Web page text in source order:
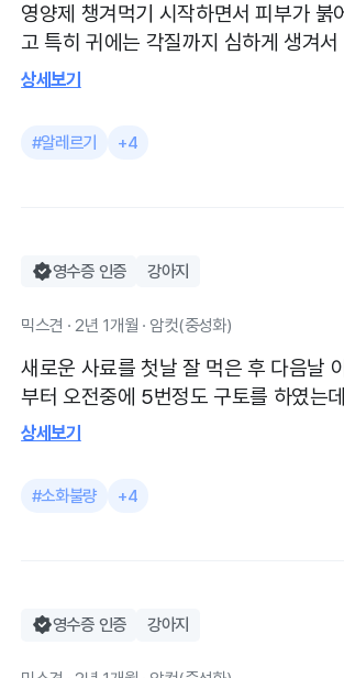
영양제 챙겨먹기 시작하면서 피부가 붉
고 특히 귀에는 각질까지 심하게 생겨서
이알러지로 진료보는 중이예요. 기존에
랑 저알러지 사료를 먹여왔는데 영양제가
시작점이 된건지 도통 낫지 않는 것 같아
서 처방사료 회사에서 나온 간식부터 먹어
하고 안쓰러웠는데 중간중간 선생님께서
화로 상태 어쩐지 여쭤봐주시고 계속 신
써주셔서 마음이 놓였어요! 전에 키우던 강
아지도 노령으로 진료받다 다온에서 떠
데 대표원장님께서 신경 많이 써주셨었
들부터 선생님들 모두 친절하세요. 병원
것 같긴해요. 그래도 만족합니다. 깨끗하고
선생님들 모두 친절하십니다!
상세보기
#알레르기 +4
영수증 인증 강아지
믹스견 · 2년 1개월 · 암컷(중성화)
새로운 사료를 첫날 잘 먹은 후 다음날
부터 오전중에 5번정도 구토를 하였는
후에는 피가 섞인 듯한 구토를 함. 혹시
이상이 없어 사료를 바꾼 후의 위염으로
란하여 현탁액을 처방받아 하루 3번 4일
일간 약을 먹고 건강하게 회복됨
상세보기
#소화불량 +4
영수증 인증 강아지